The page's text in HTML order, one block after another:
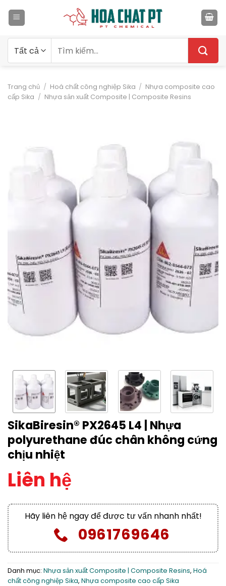
qua
kiếm:
Trang chủ / Hoá chất công nghiệp Sika / Nhựa composite cao
cấp Sika / Nhựa sản xuất Composite | Composite Resins
SikaBiresin® PX2645 L4 | Nhựa
polyurethane đúc chân không cứng
chịu nhiệt
Liên hệ
Hãy liên hệ ngay để được tư vấn nhanh nhất!
0961769646
Danh mục: Nhựa sản xuất Composite | Composite Resins, Hoá
chất công nghiệp Sika, Nhựa composite cao cấp Sika